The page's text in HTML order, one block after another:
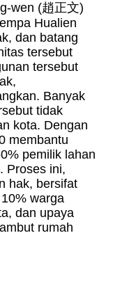
wen (趙正文)
Hualien
dan batang
tersebut
tersebut
Banyak
tidak
kota. Dengan
membantu
pemilik lahan
Proses ini,
hak, bersifat
warga
dan upaya
rumah